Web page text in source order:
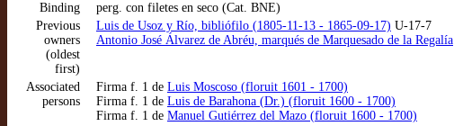
Binding
perg. con filetes en seco (Cat. BNE)
Previous
owners
(oldest
first)
Luis de Usoz y Río, bibliófilo (1805-11-13 - 1865-09-17) U-17-7
Antonio José Álvarez de Abréu, marqués de Marquesado de la Regalía
Associated
persons
Firma f. 1 de Luis Moscoso (floruit 1601 - 1700)
Firma f. 1 de Luis de Barahona (Dr.) (floruit 1600 - 1700)
Firma f. 1 de Manuel Gutiérrez del Mazo (floruit 1600 - 1700)